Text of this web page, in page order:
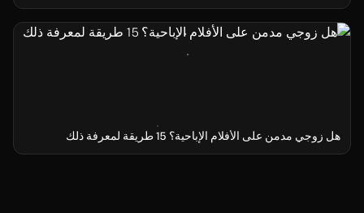
هل زوجي مدمن على الأفلام الإباحية؟ 15 طريقة لمعرفة ذلك